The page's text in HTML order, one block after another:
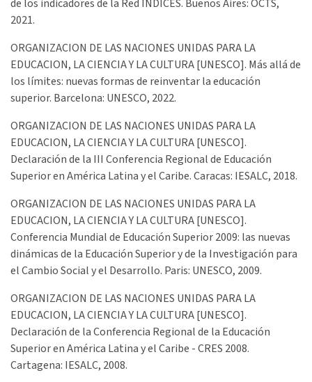
de los indicadores de la Red INDICES. Buenos Aires: OCTS,
2021.
ORGANIZACION DE LAS NACIONES UNIDAS PARA LA
EDUCACION, LA CIENCIA Y LA CULTURA [UNESCO]. Más allá de
los límites: nuevas formas de reinventar la educación
superior. Barcelona: UNESCO, 2022.
ORGANIZACION DE LAS NACIONES UNIDAS PARA LA
EDUCACION, LA CIENCIA Y LA CULTURA [UNESCO].
Declaración de la III Conferencia Regional de Educación
Superior en América Latina y el Caribe. Caracas: IESALC, 2018.
ORGANIZACION DE LAS NACIONES UNIDAS PARA LA
EDUCACION, LA CIENCIA Y LA CULTURA [UNESCO].
Conferencia Mundial de Educación Superior 2009: las nuevas
dinámicas de la Educación Superior y de la Investigación para
el Cambio Social y el Desarrollo. Paris: UNESCO, 2009.
ORGANIZACION DE LAS NACIONES UNIDAS PARA LA
EDUCACION, LA CIENCIA Y LA CULTURA [UNESCO].
Declaración de la Conferencia Regional de la Educación
Superior en América Latina y el Caribe - CRES 2008.
Cartagena: IESALC, 2008.